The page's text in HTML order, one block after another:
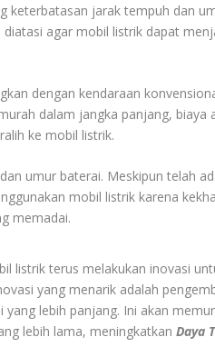
keterbatasan jarak tempuh dan
agar mobil listrik dapat
dengan kendaraan
dalam jangka panjang, biaya
ke mobil listrik.
umur baterai. Meskipun telah
mobil listrik karena
memadai.
listrik terus melakukan inovasi
yang menarik adalah
lebih panjang. Ini akan
lebih lama, meningkatkanDaya